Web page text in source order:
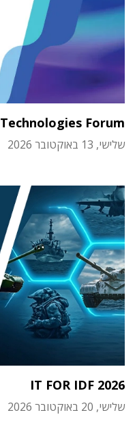
Forum
שלישי, 13 באוקטובר 2026
IT FOR IDF 2026
שלישי, 20 באוקטובר 2026